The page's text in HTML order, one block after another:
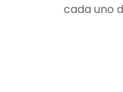
cada uno